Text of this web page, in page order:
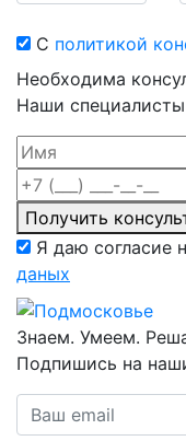
С политикой
Необходима
Наши
Получить
Я даю согласие
даных
Знаем. Умеем.
Подпишись на